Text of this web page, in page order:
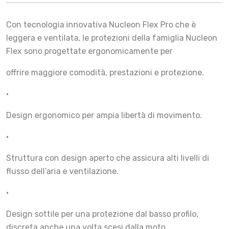
Con tecnologia innovativa Nucleon Flex Pro che è
leggera e ventilata, le protezioni della famiglia Nucleon
Flex sono progettate ergonomicamente per
offrire maggiore comodità, prestazioni e protezione.
•
Design ergonomico per ampia libertà di movimento.
•
Struttura con design aperto che assicura alti livelli di
flusso dell’aria e ventilazione.
•
Design sottile per una protezione dal basso profilo,
discreta anche una volta scesi dalla moto.